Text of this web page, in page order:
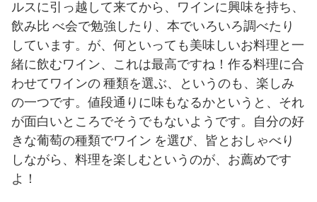
ルスに引っ越して来てから、ワインに興味を持ち、
飲み比 べ会で勉強したり、本でいろいろ調べたり
しています。が、何といっても美味しいお料理と一
緒に飲むワイン、これは最高ですね！作る料理に合
わせてワインの 種類を選ぶ、というのも、楽しみ
の一つです。値段通りに味もなるかというと、それ
が面白いところでそうでもないようです。自分の好
きな葡萄の種類でワイン を選び、皆とおしゃべり
しながら、料理を楽しむというのが、お薦めです
よ！